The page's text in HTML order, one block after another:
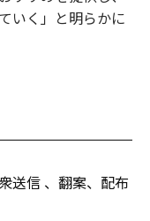
いく」と明らかに
送信 、翻案、配布